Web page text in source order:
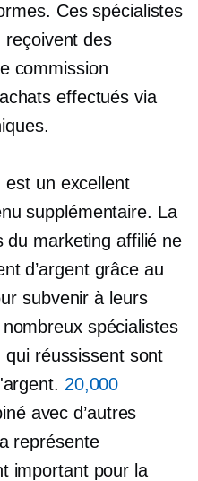
Ces spécialistes
reçoivent des
commission
effectués via
est un excellent
supplémentaire. La
du marketing affilié ne
d’argent grâce au
subvenir à leurs
spécialistes
réussissent sont
20,000
avec d’autres
représente
important pour la